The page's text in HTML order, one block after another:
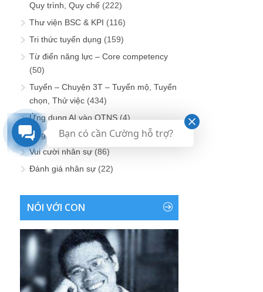
Quy trình, Quy chế (222)
Thư viện BSC & KPI (116)
Tri thức tuyển dụng (159)
Từ điển năng lực – Core competency
(50)
Tuyển – Chuyện 3T – Tuyển mộ, Tuyển
chọn, Thử việc (434)
Ứng dụng AI vào QTNS(4)
Ứng dụng CNTT vào QTNS(6)
Vui cười nhân sự (86)
Đánh giá nhân sự (22)
NÓI VỚI CON
Bạn có cần Cường hỗ trợ?